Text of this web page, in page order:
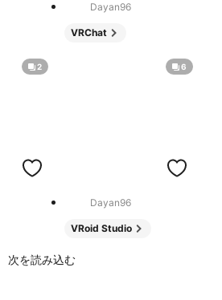
Dayan96
VRChat
2 6
Dayan96
VRoid Studio
次を読み込む